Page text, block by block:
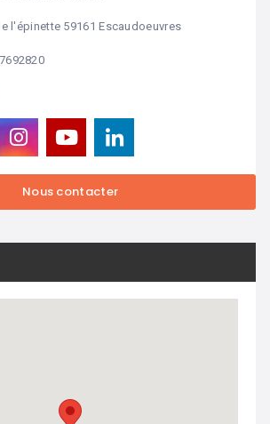
l'épinette 59161 Escaudoeuvres